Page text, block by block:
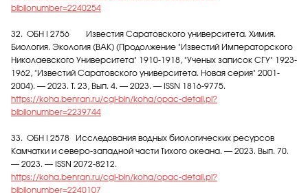
biblionumber=2240254
32. ОБН I 2756 Известия Саратовского университета. Химия.
Биология. Экология (ВАК) (Продолжение "Известий Императорского
Николаевского Университета" 1910-1918, "Ученых записок СГУ" 1923-
1962, "Известий Саратовского университета. Новая серия" 2001-
2004). — 2023. Т. 23, Вып. 4. — 2023. — ISSN 1816-9775.
https://koha.benran.ru/cgi-bin/koha/opac-detail.pl?
biblionumber=2239744
33. ОБН I 2578 Исследования водных биологических ресурсов
Камчатки и северо-западной части Тихого океана. — 2023. Вып. 70.
— 2023. — ISSN 2072-8212.
https://koha.benran.ru/cgi-bin/koha/opac-detail.pl?
biblionumber=2240107